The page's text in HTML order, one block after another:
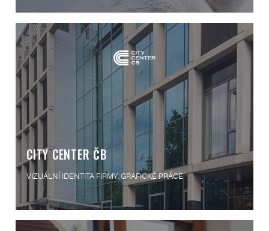
CITY CENTER ČB
VIZUÁLNÍ IDENTITA FIRMY, GRAFICKÉ PRÁCE